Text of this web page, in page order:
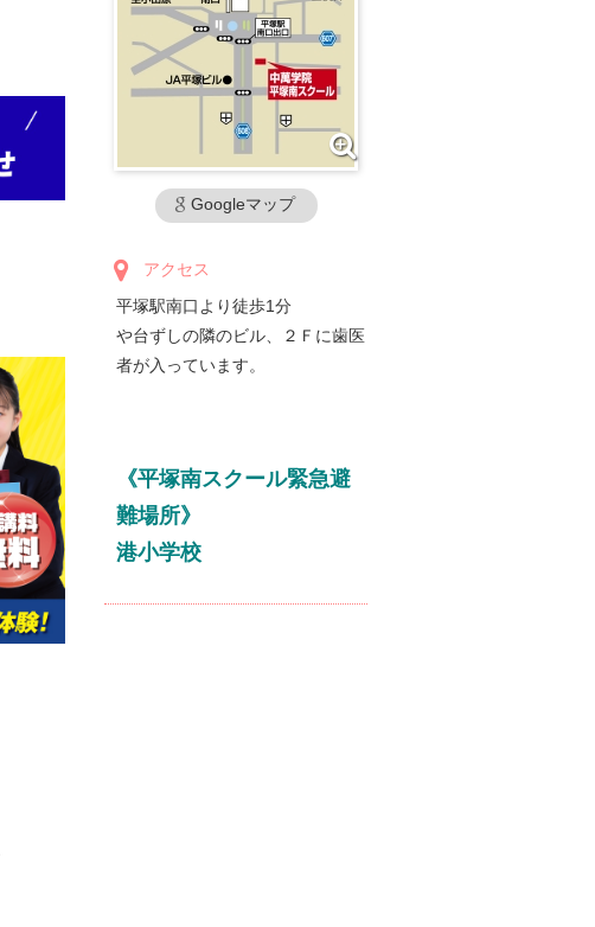
Googleマップ
アクセス
平塚駅南口より徒歩1分
や台ずしの隣のビル、２Ｆに歯医
者が入っています。
《平塚南スクール緊急避
難場所》
港小学校